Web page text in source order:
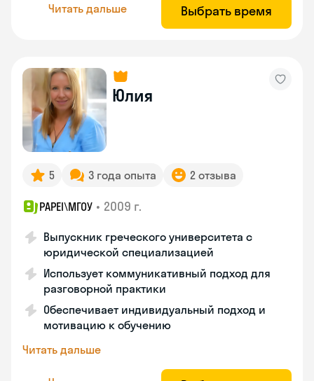
Читать дальше Выбрать время
Юлия
5 3 года опыта 2 отзыва
PAPEI\MГОУ • 2009 г.
Выпускник греческого университета с
юридической специализацией
Использует коммуникативный подход для
разговорной практики
Обеспечивает индивидуальный подход и
мотивацию к обучению
Читать дальше